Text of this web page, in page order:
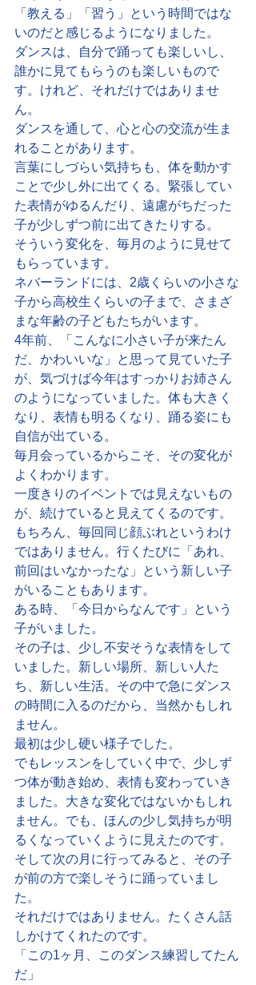
「教える」「習う」という時間ではな
いのだと感じるようになりました。
ダンスは、自分で踊っても楽しいし、
誰かに見てもらうのも楽しいもので
す。けれど、それだけではありませ
ん。
ダンスを通して、心と心の交流が生ま
れることがあります。
言葉にしづらい気持ちも、体を動かす
ことで少し外に出てくる。緊張してい
た表情がゆるんだり、遠慮がちだった
子が少しずつ前に出てきたりする。
そういう変化を、毎月のように見せて
もらっています。
ネバーランドには、2歳くらいの小さな
子から高校生くらいの子まで、さまざ
まな年齢の子どもたちがいます。
4年前、「こんなに小さい子が来たん
だ、かわいいな」と思って見ていた子
が、気づけば今年はすっかりお姉さん
のようになっていました。体も大きく
なり、表情も明るくなり、踊る姿にも
自信が出ている。
毎月会っているからこそ、その変化が
よくわかります。
一度きりのイベントでは見えないもの
が、続けていると見えてくるのです。
もちろん、毎回同じ顔ぶれというわけ
ではありません。行くたびに「あれ、
前回はいなかったな」という新しい子
がいることもあります。
ある時、「今日からなんです」という
子がいました。
その子は、少し不安そうな表情をして
いました。新しい場所、新しい人た
ち、新しい生活。その中で急にダンス
の時間に入るのだから、当然かもしれ
ません。
最初は少し硬い様子でした。
でもレッスンをしていく中で、少しず
つ体が動き始め、表情も変わっていき
ました。大きな変化ではないかもしれ
ません。でも、ほんの少し気持ちが明
るくなっていくように見えたのです。
そして次の月に行ってみると、その子
が前の方で楽しそうに踊っていまし
た。
それだけではありません。たくさん話
しかけてくれたのです。
「この1ヶ月、このダンス練習してたん
だ」